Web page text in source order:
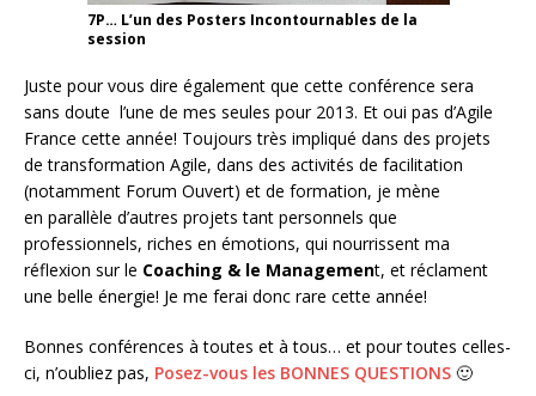
7P… L’un des Posters Incontournables de la
session
Juste pour vous dire également que cette conférence sera
sans doute l’une de mes seules pour 2013. Et oui pas d’Agile
France cette année! Toujours très impliqué dans des projets
de transformation Agile, dans des activités de facilitation
(notamment Forum Ouvert) et de formation, je mène
en parallèle d’autres projets tant personnels que
professionnels, riches en émotions, qui nourrissent ma
réflexion sur le Coaching & le Management, et réclament
une belle énergie! Je me ferai donc rare cette année!
Bonnes conférences à toutes et à tous… et pour toutes celles-
ci, n’oubliez pas, Posez-vous les BONNES QUESTIONS 🙂